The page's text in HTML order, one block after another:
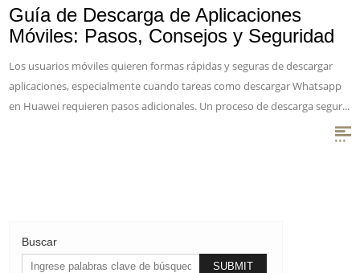
Guía de Descarga de Aplicaciones
Móviles: Pasos, Consejos y Seguridad
Los usuarios móviles quieren formas rápidas y seguras de descargar
aplicaciones, especialmente cuando tareas como descargar Whatsapp
en Huawei requieren pasos adicionales. Un proceso de descarga segur...
Buscar